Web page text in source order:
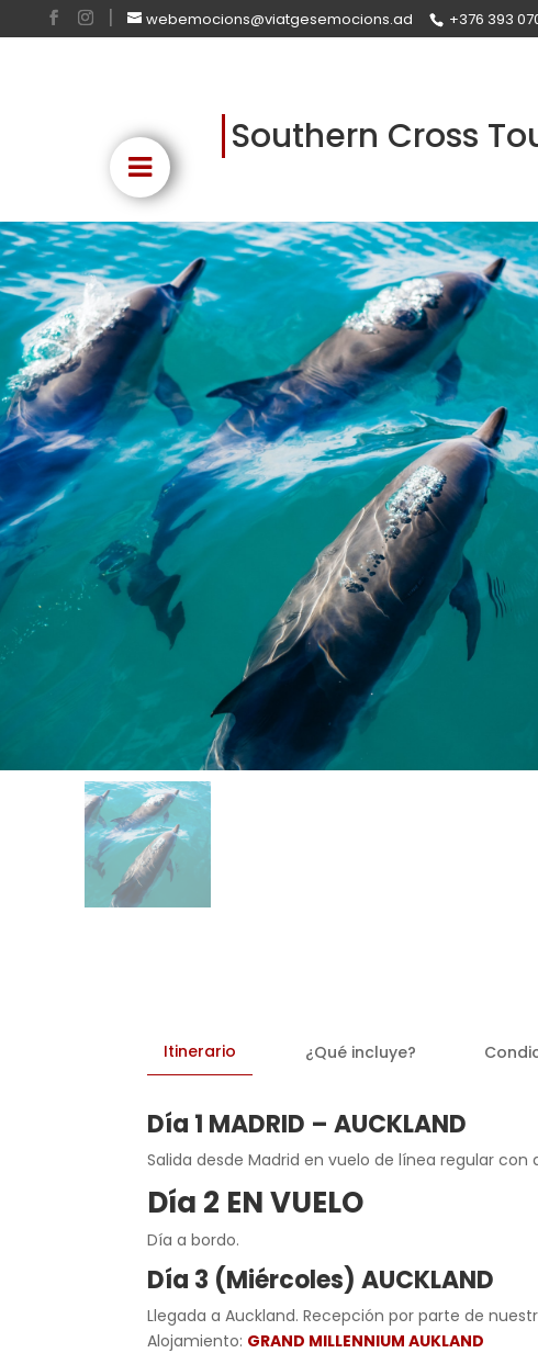
webemocions@viatgesemocions.ad +376 393
Southern Cross
Itinerario ¿Qué incluye?
Día 1 MADRID – AUCKLAND
Salida desde Madrid en vuelo de línea regular con
Día 2 EN VUELO
Día a bordo.
Día 3 (Miércoles) AUCKLAND
Llegada a Auckland. Recepción por parte de
Alojamiento: GRAND MILLENNIUM AUKLAND